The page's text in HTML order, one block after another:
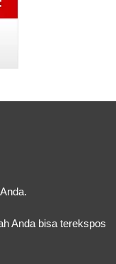
Anda bisa terekspos